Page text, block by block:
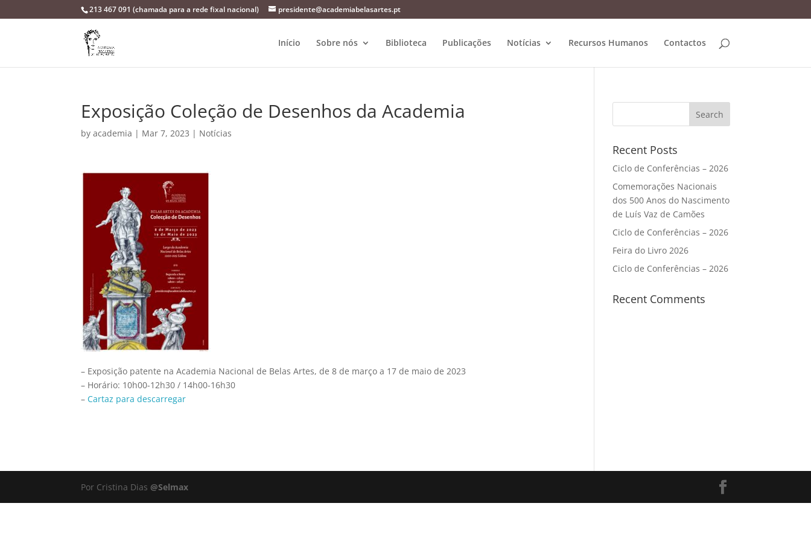
213 467 091 (chamada para a rede fixal nacional) presidente@academiabelasartes.pt
Início Sobre nós Biblioteca Publicações Notícias Recursos Humanos Contactos
Exposição Coleção de Desenhos da Academia
byacademia | Mar 7, 2023 | Notícias
– Exposição patente na Academia Nacional de Belas Artes, de 8 de março a 17 de maio de 2023
– Horário: 10h00-12h30 / 14h00-16h30
–Cartaz para descarregar
Recent Posts
Ciclo de Conferências – 2026
Comemorações Nacionais
dos 500 Anos do Nascimento
de Luís Vaz de Camões
Ciclo de Conferências – 2026
Feira do Livro 2026
Ciclo de Conferências – 2026
Recent Comments
Por Cristina Dias @Selmax